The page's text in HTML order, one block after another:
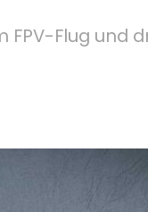
Flug und